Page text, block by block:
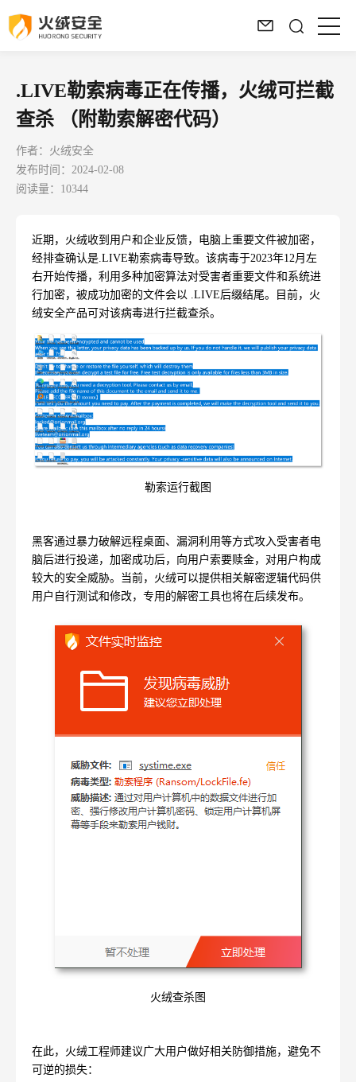
.LIVE勒索病毒正在传播，火绒可拦截
查杀 （附勒索解密代码）
作者：火绒安全
发布时间：2024-02-08
阅读量：10344
近期，火绒收到用户和企业反馈，电脑上重要文件被加密，
经排查确认是.LIVE勒索病毒导致。该病毒于2023年12月左
右开始传播，利用多种加密算法对受害者重要文件和系统进
行加密，被成功加密的文件会以 .LIVE后缀结尾。目前，火
绒安全产品可对该病毒进行拦截查杀。
勒索运行截图
黑客通过暴力破解远程桌面、漏洞利用等方式攻入受害者电
脑后进行投递，加密成功后，向用户索要赎金，对用户构成
较大的安全威胁。当前，火绒可以提供相关解密逻辑代码供
用户自行测试和修改，专用的解密工具也将在后续发布。
火绒查杀图
在此，火绒工程师建议广大用户做好相关防御措施，避免不
可逆的损失：